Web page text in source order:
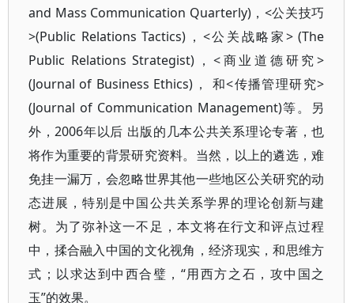
and Mass Communication Quarterly)，<公关技巧
>(Public Relations Tactics)，<公关战略家> (The
Public Relations Strategist)，<商业道德研究>
(Journal of Business Ethics)， 和<传播管理研究>
(Journal of Communication Management)等。另
外，2006年以后 出版的几本公共关系理论专著，也
将作为重要的背景研究资料。当然，以上的遴选，难
免挂一漏万，会忽略世界其他一些地区公关研究的动
态进展，特别是中国公共关系学界的理论创新与建
树。为了弥补这一不足，本文将在行文和评点过程
中，揉合融入中国的文化视角，经济现实，和思维方
式；以求达到中西合璧，“用西方之石，攻中国之
玉”的效果。